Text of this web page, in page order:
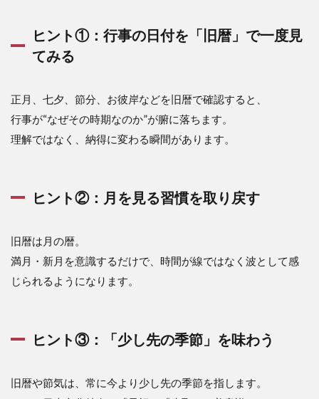
ヒント①：行事の日付を「旧暦」で一度見
てみる
正月、七夕、節分、お彼岸などを旧暦で確認すると、
行事が“なぜその時期なのか”が腑に落ちます。
理解ではなく、納得に変わる瞬間があります。
ヒント②：月を見る習慣を取り戻す
旧暦は月の暦。
満月・新月を意識するだけで、時間が線ではなく波として感
じられるようになります。
ヒント③：「少し先の季節」を味わう
旧暦や節気は、常に今より少し先の季節を指します。